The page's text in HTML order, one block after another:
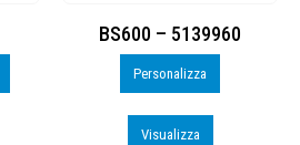
BS600 – 5139960
Personalizza
Visualizza